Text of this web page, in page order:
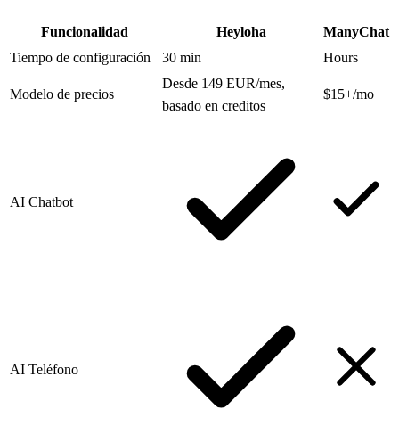
Funcionalidad Heyloha
ManyChat
Tiempo de configuración
30 min Hours
Modelo de precios
Desde 149 EUR/mes,
basado en creditos
$15+/mo
AI Chatbot
AI Teléfono